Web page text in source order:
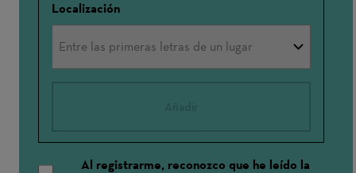
Localización
Al registrarme, reconozco que he leído la